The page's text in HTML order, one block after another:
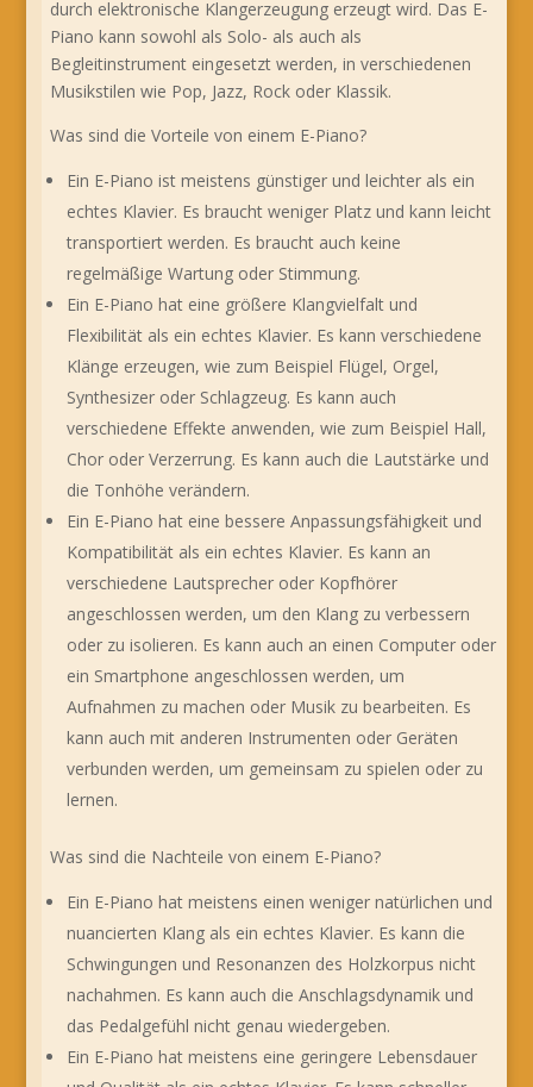
durch elektronische Klangerzeugung erzeugt wird. Das E-
Piano kann sowohl als Solo- als auch als
Begleitinstrument eingesetzt werden, in verschiedenen
Musikstilen wie Pop, Jazz, Rock oder Klassik.
Was sind die Vorteile von einem E-Piano?
Ein E-Piano ist meistens günstiger und leichter als ein
echtes Klavier. Es braucht weniger Platz und kann leicht
transportiert werden. Es braucht auch keine
regelmäßige Wartung oder Stimmung.
Ein E-Piano hat eine größere Klangvielfalt und
Flexibilität als ein echtes Klavier. Es kann verschiedene
Klänge erzeugen, wie zum Beispiel Flügel, Orgel,
Synthesizer oder Schlagzeug. Es kann auch
verschiedene Effekte anwenden, wie zum Beispiel Hall,
Chor oder Verzerrung. Es kann auch die Lautstärke und
die Tonhöhe verändern.
Ein E-Piano hat eine bessere Anpassungsfähigkeit und
Kompatibilität als ein echtes Klavier. Es kann an
verschiedene Lautsprecher oder Kopfhörer
angeschlossen werden, um den Klang zu verbessern
oder zu isolieren. Es kann auch an einen Computer oder
ein Smartphone angeschlossen werden, um
Aufnahmen zu machen oder Musik zu bearbeiten. Es
kann auch mit anderen Instrumenten oder Geräten
verbunden werden, um gemeinsam zu spielen oder zu
lernen.
Was sind die Nachteile von einem E-Piano?
Ein E-Piano hat meistens einen weniger natürlichen und
nuancierten Klang als ein echtes Klavier. Es kann die
Schwingungen und Resonanzen des Holzkorpus nicht
nachahmen. Es kann auch die Anschlagsdynamik und
das Pedalgefühl nicht genau wiedergeben.
Ein E-Piano hat meistens eine geringere Lebensdauer